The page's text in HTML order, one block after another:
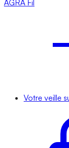
AGRA Fil
Votre veille